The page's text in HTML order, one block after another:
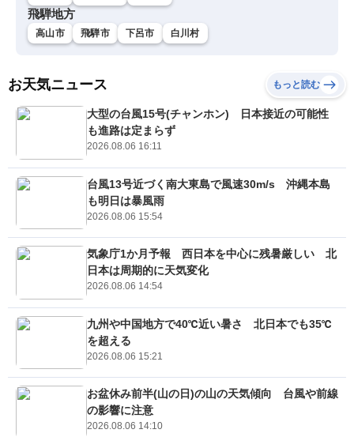
飛騨地方
高山市 飛騨市 下呂市 白川村
お天気ニュース もっと読む
大型の台風15号(チャンホン) 日本接近の可能性
も進路は定まらず
2026.08.06 16:11
台風13号近づく南大東島で風速30m/s 沖縄本島
も明日は暴風雨
2026.08.06 15:54
気象庁1か月予報 西日本を中心に残暑厳しい 北
日本は周期的に天気変化
2026.08.06 14:54
九州や中国地方で40℃近い暑さ 北日本でも35℃
を超える
2026.08.06 15:21
お盆休み前半(山の日)の山の天気傾向 台風や前線
の影響に注意
2026.08.06 14:10